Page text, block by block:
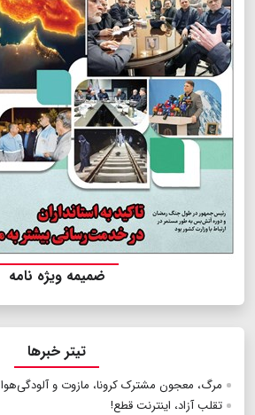
ضمیمه ویژه نامه
تیتر خبرها
مرگ، معجون مشترک کرونا، مازوت و آلودگی‌هوا
تقلب آزاد، اینترنت قطع!